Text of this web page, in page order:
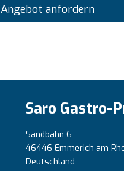
Angebot anfordern
Saro Gastro-
Sandbahn 6
46446 Emmerich am
Deutschland